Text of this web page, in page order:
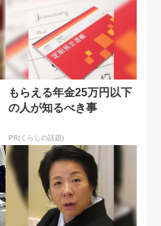
もらえる年金25万円以下
の人が知るべき事
PR(くらしの話題)